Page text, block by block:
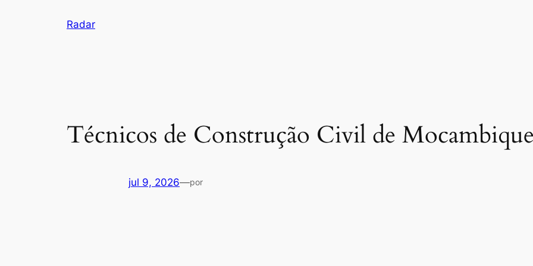
Radar
Técnicos de Construção Civil de
jul 9, 2026—por